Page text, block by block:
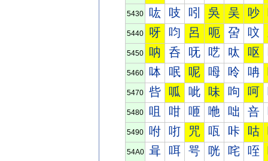
5430 吰 吱 吲 吳 吴 吵
5440 呀 呁 呂 呃 呄 呅
5450 呐 呑 呒 呓 呔 呕
5460 呠 呡 呢 呣 呤 呥
5470 呰 呱 呲 味 呴 呵
5480 咀 咁 咂 咃 咄 咅
5490 咐 咑 咒 咓 咔 咕
54A0 咠 咡 咢 咣 咤 咥